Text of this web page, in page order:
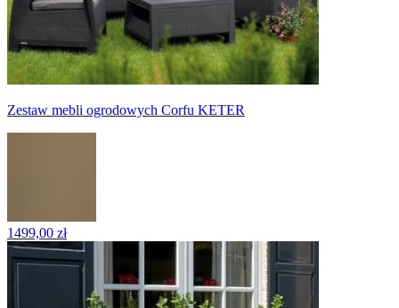
Zestaw mebli ogrodowych Corfu KETER
1499,00 zł